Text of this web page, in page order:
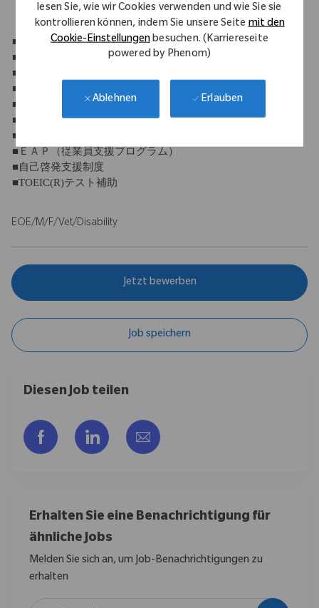
lesen Sie, wie wir Cookies verwenden und wie Sie sie
kontrollieren können, indem Sie unsere Seitemit den
Cookie-Einstellungenbesuchen. (Karriereseite
powered by Phenom)
Ablehnen Erlauben
【福利厚生】
■社会保険完備
■退職金制度
■団体保険
■定期健康診断
■財形貯蓄制度
■永年勤続表彰
■持株制度
■ＥＡＰ（従業員支援プログラム）
■自己啓発支援制度
■TOEIC(R)テスト補助
EOE/M/F/Vet/Disability
Jetzt bewerben
Job speichern
Diesen Job teilen
Über Facebook teilen
Über LinkedIn teilen
Per E-Mail teilen
Erhalten Sie eine Benachrichtigung für
ähnliche Jobs
Melden Sie sich an, um Job-Benachrichtigungen zu
erhalten